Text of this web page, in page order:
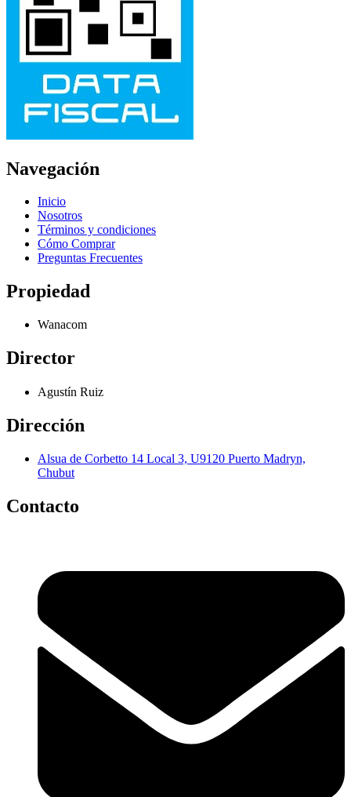
Navegación
Inicio
Nosotros
Términos y condiciones
Cómo Comprar
Preguntas Frecuentes
Propiedad
Wanacom
Director
Agustín Ruiz
Dirección
Alsua de Corbetto 14 Local 3, U9120 Puerto Madryn,
Chubut
Contacto